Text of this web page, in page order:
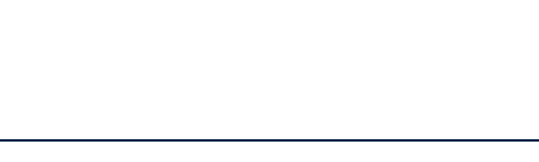
性／愛知県）、「阿部さんはいつも阿部サダヲさんなん